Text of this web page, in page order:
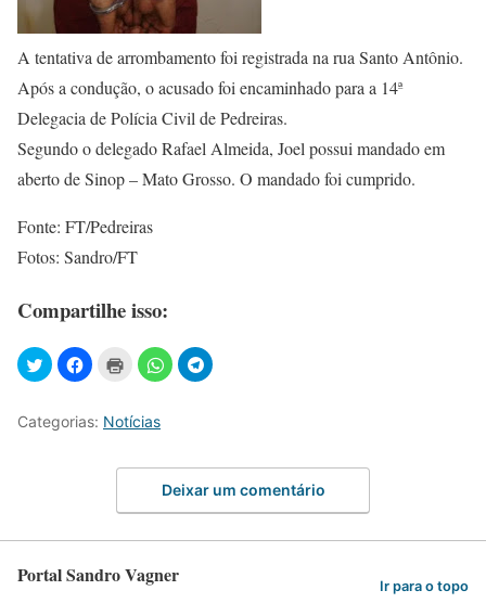
A tentativa de arrombamento foi registrada na rua Santo Antônio.
Após a condução, o acusado foi encaminhado para a 14ª
Delegacia de Polícia Civil de Pedreiras.
Segundo o delegado Rafael Almeida, Joel possui mandado em
aberto de Sinop – Mato Grosso. O mandado foi cumprido.
Fonte: FT/Pedreiras
Fotos: Sandro/FT
Compartilhe isso:
Categorias: Notícias
Deixar um comentário
Portal Sandro Vagner Ir para o topo